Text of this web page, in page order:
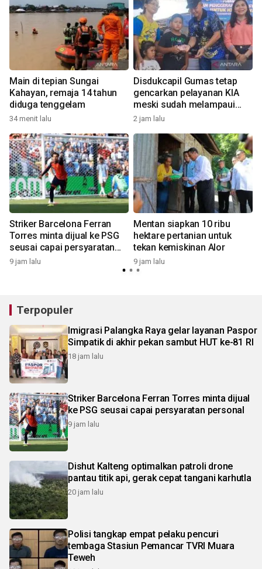
Main di tepian Sungai
Kahayan, remaja 14 tahun
diduga tenggelam
34 menit lalu
Disdukcapil Gumas tetap
gencarkan pelayanan KIA
meski sudah melampaui
target
2 jam lalu
Striker Barcelona Ferran
Torres minta dijual ke PSG
seusai capai persyaratan
personal
9 jam lalu
Mentan siapkan 10 ribu
hektare pertanian untuk
tekan kemiskinan Alor
9 jam lalu
Terpopuler
Imigrasi Palangka Raya gelar layanan Paspor
Simpatik di akhir pekan sambut HUT ke-81 RI
18 jam lalu
Striker Barcelona Ferran Torres minta dijual
ke PSG seusai capai persyaratan personal
9 jam lalu
Dishut Kalteng optimalkan patroli drone
pantau titik api, gerak cepat tangani karhutla
20 jam lalu
Polisi tangkap empat pelaku pencuri
tembaga Stasiun Pemancar TVRI Muara
Teweh